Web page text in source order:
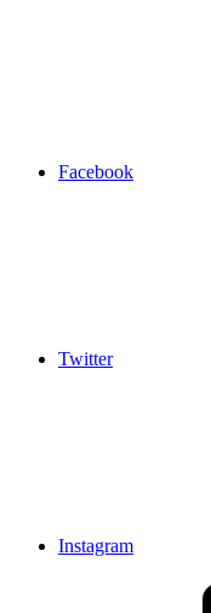
Facebook
Twitter
Instagram